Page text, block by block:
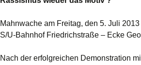
Mahnwache am Freitag, den 5. Juli
S/U-Bahnhof Friedrichstraße – Ecke
Nach der erfolgreichen Demonstration